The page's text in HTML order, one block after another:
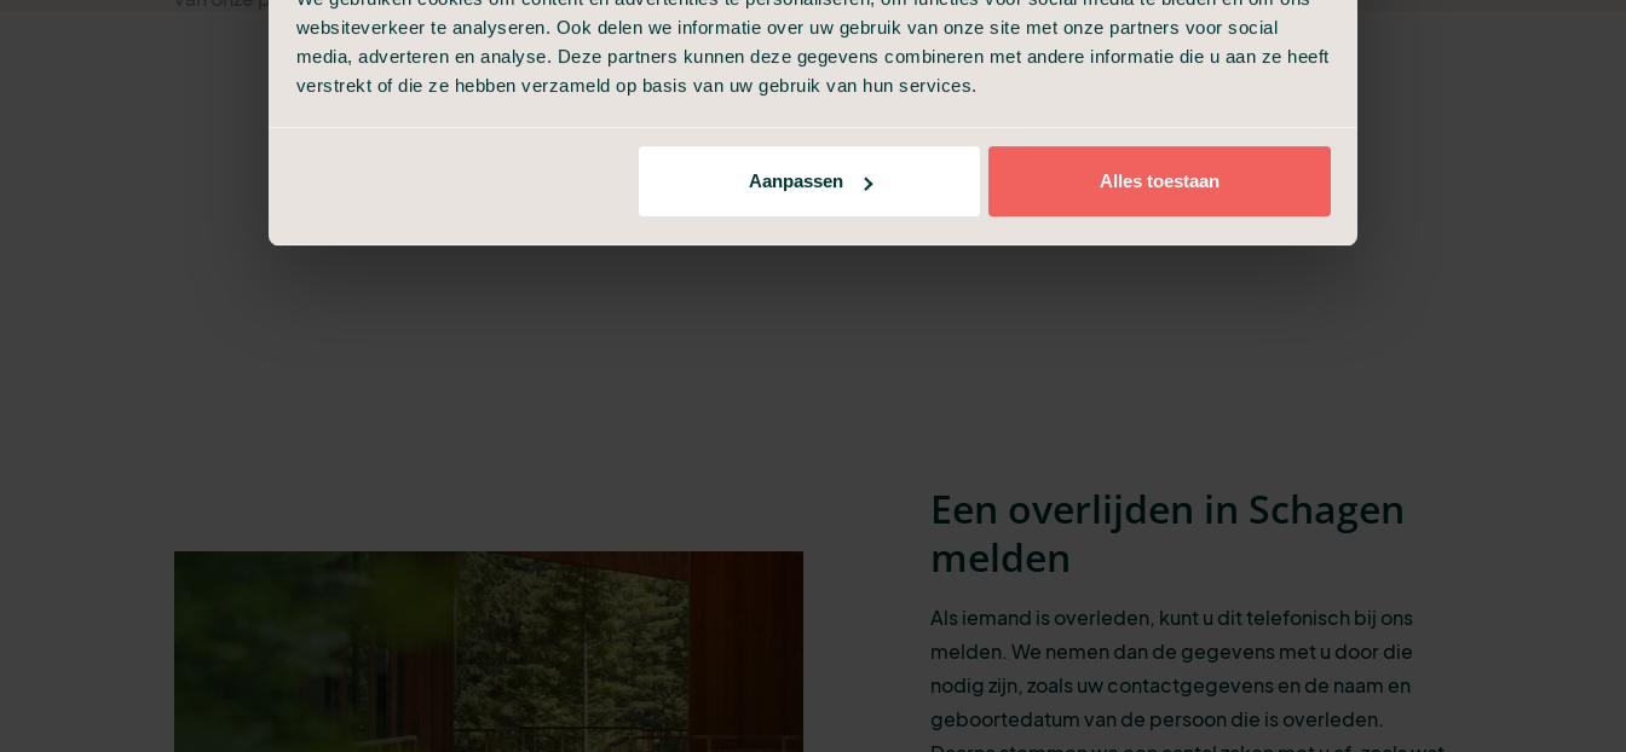
websiteverkeer te analyseren. Ook delen we informatie over uw gebruik van onze site met onze partners voor social
media, adverteren en analyse. Deze partners kunnen deze gegevens combineren met andere informatie die u aan ze heeft
verstrekt of die ze hebben verzameld op basis van uw gebruik van hun services.
Aanpassen Alles toestaan
geschikte locaties. Bij die laatste kan een meerprijs van toepassing zijn.
Vind hieronder een locatie voor het regelen van een uitvaart in de regio van Schagen en bekijk de
Een overlijden in Schagen
melden
Als iemand is overleden, kunt u dit telefonisch bij ons
melden. We nemen dan de gegevens met u door die
nodig zijn, zoals uw contactgegevens en de naam en
geboortedatum van de persoon die is overleden.